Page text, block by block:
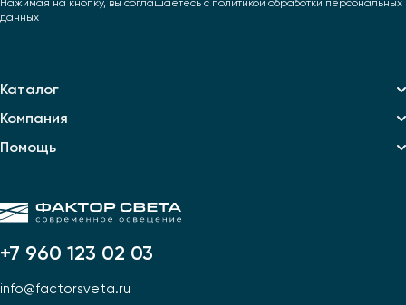
+7 960 123 02 03
info@factorsveta.ru
Каталог
Компания
Помощь
Нажимая на кнопку, вы соглашаетесь с политикой обработки персональных
данных